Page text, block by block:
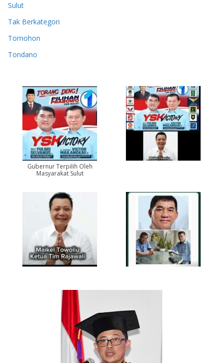
Sulut
Tak Berkategori
Tomohon
Tondano
Gubernur Terpilih Oleh
Masyarakat Sulut